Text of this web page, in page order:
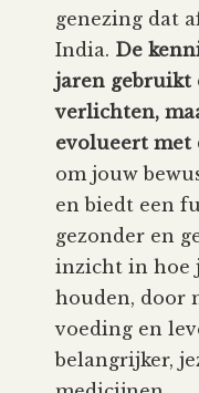
genezing dat
India. De
jaren gebruikt
verlichten,
evolueert met
om jouw
en biedt een
gezonder en
inzicht in hoe
houden, door
voeding en
belangrijker,